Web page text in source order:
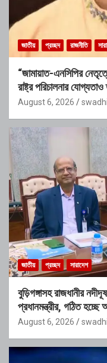
জাতীয় প্রচ্ছদ রাজনীতি
“জামায়াত-এনসিপির
রাষ্ট্র পরিচালনার
August 6, 2026
জাতীয় প্রচ্ছদ সারাদেশ
বুড়িগঙ্গাসহ রাজধানীর
প্রধানমন্ত্রীর, গঠিত
August 6, 2026